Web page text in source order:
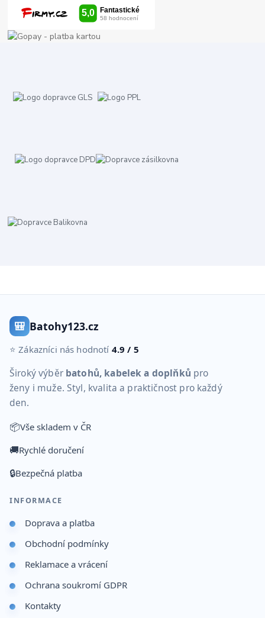
🎒 Batohy123.cz
⭐ Zákazníci nás hodnotí 4.9 / 5
Široký výběr batohů, kabelek a doplňků pro
ženy i muže. Styl, kvalita a praktičnost pro každý
den.
📦Vše skladem v ČR
🚚Rychlé doručení
🔒Bezpečná platba
INFORMACE
Doprava a platba
Obchodní podmínky
Reklamace a vrácení
Ochrana soukromí GDPR
Kontakty